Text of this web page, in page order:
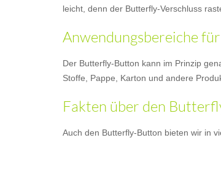
leicht, denn der Butterfly-Verschluss
Anwendungsbereiche
Der Butterfly-Button kann im Prinzip
Stoffe, Pappe, Karton und andere
Fakten über den
Auch den Butterfly-Button bieten wir in